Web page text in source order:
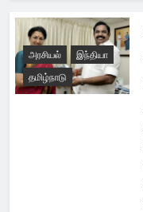
அரசியல்
இந்தியா
தமிழ்நாடு